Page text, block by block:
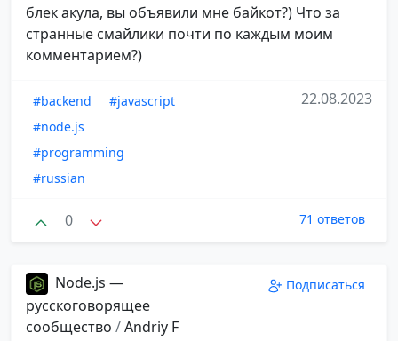
блек акула, вы объявили мне байкот?) Что за
странные смайлики почти по каждым моим
комментарием?)
#backend
#javascript
#node.js
#programming
#russian
22.08.2023
0 71 ответов
Node.js —
русскоговорящее
сообщество /Andriy F
Подписаться